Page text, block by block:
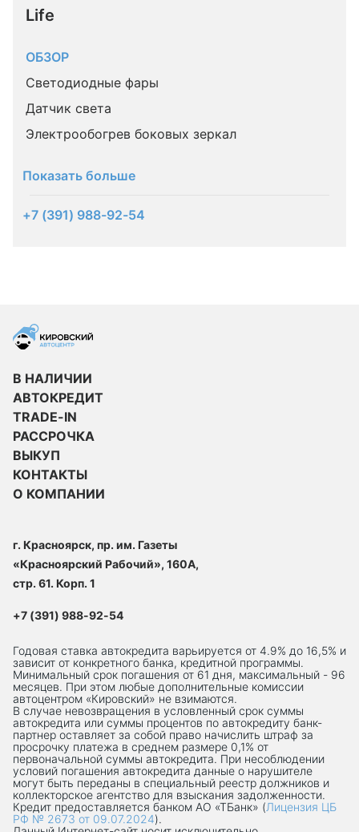
Life
ОБЗОР
Светодиодные фары
Датчик света
Электрообогрев боковых зеркал
Показать больше
+7 (391) 988-92-54
В НАЛИЧИИ
АВТОКРЕДИТ
TRADE-IN
РАССРОЧКА
ВЫКУП
КОНТАКТЫ
О КОМПАНИИ
г. Красноярск, пр. им. Газеты
«Красноярский Рабочий», 160А,
стр. 61. Корп. 1
+7 (391) 988-92-54
Годовая ставка автокредита варьируется от 4.9% до 16,5% и
зависит от конкретного банка, кредитной программы.
Минимальный срок погашения от 61 дня, максимальный - 96
месяцев. При этом любые дополнительные комиссии
автоцентром «Кировский» не взимаются.
В случае невозвращения в условленный срок суммы
автокредита или суммы процентов по автокредиту банк-
партнер оставляет за собой право начислить штраф за
просрочку платежа в среднем размере 0,1% от
первоначальной суммы автокредита. При несоблюдении
условий погашения автокредита данные о нарушителе
могут быть переданы в специальный реестр должников и
коллекторское агентство для взыскания задолженности.
Кредит предоставляется банком АО «ТБанк» (Лицензия ЦБ
РФ № 2673 от 09.07.2024).